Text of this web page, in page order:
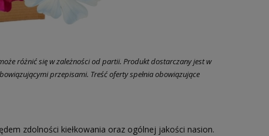
różnić się w zależności od partii. Produkt dostarczany jest w
przepisami. Treść oferty spełnia obowiązujące
zdolności kiełkowania oraz ogólnej jakości nasion.